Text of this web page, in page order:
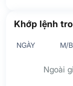
Khớp lệnh
NGÀY M/B
Ngoài